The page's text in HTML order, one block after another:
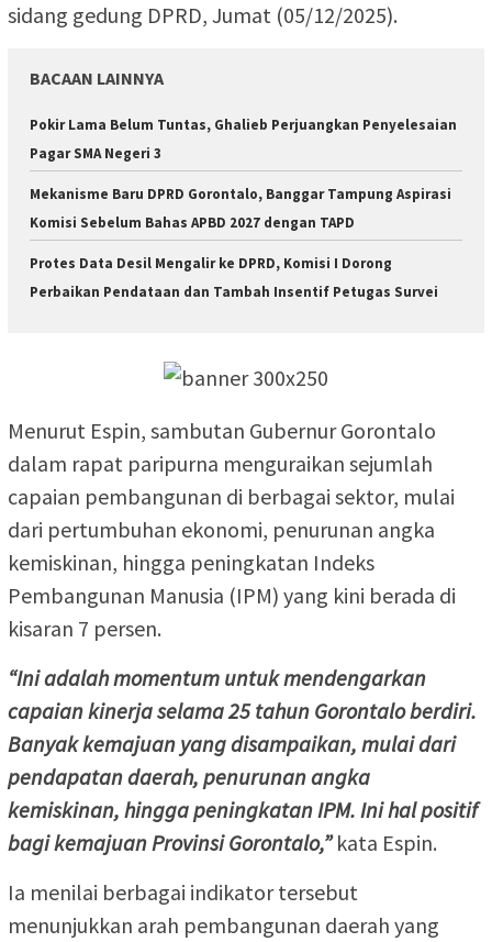
sidang gedung DPRD, Jumat (05/12/2025).
BACAAN LAINNYA
Pokir Lama Belum Tuntas, Ghalieb Perjuangkan Penyelesaian
Pagar SMA Negeri 3
Mekanisme Baru DPRD Gorontalo, Banggar Tampung Aspirasi
Komisi Sebelum Bahas APBD 2027 dengan TAPD
Protes Data Desil Mengalir ke DPRD, Komisi I Dorong
Perbaikan Pendataan dan Tambah Insentif Petugas Survei
Menurut Espin, sambutan Gubernur Gorontalo
dalam rapat paripurna menguraikan sejumlah
capaian pembangunan di berbagai sektor, mulai
dari pertumbuhan ekonomi, penurunan angka
kemiskinan, hingga peningkatan Indeks
Pembangunan Manusia (IPM) yang kini berada di
kisaran 7 persen.
“Ini adalah momentum untuk mendengarkan
capaian kinerja selama 25 tahun Gorontalo berdiri.
Banyak kemajuan yang disampaikan, mulai dari
pendapatan daerah, penurunan angka
kemiskinan, hingga peningkatan IPM. Ini hal positif
bagi kemajuan Provinsi Gorontalo,”kata Espin.
Ia menilai berbagai indikator tersebut
menunjukkan arah pembangunan daerah yang